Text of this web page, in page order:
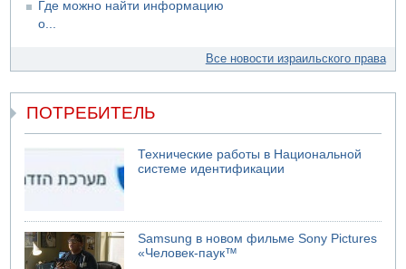
Где можно найти информацию
о...
Все новости израильского права
ПОТРЕБИТЕЛЬ
Технические работы в Национальной
системе идентификации
Samsung в новом фильме Sony Pictures
«Человек-паук™